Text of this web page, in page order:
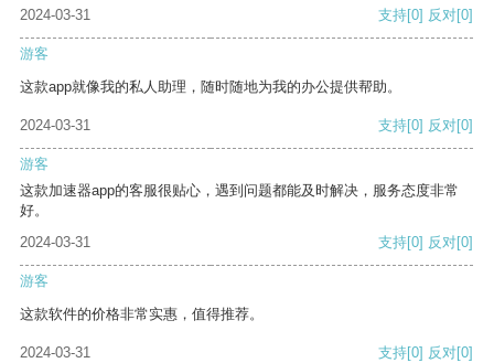
2024-03-31 支持[0] 反对[0]
游客
这款app就像我的私人助理，随时随地为我的办公提供帮助。
2024-03-31 支持[0] 反对[0]
游客
这款加速器app的客服很贴心，遇到问题都能及时解决，服务态度非常
好。
2024-03-31
支持[0] 反对[0]
游客
这款软件的价格非常实惠，值得推荐。
2024-03-31 支持[0] 反对[0]